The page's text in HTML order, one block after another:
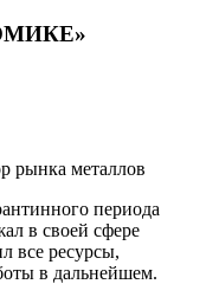
рынка металлов
периода
в своей сфере
все ресурсы,
в дальнейшем.